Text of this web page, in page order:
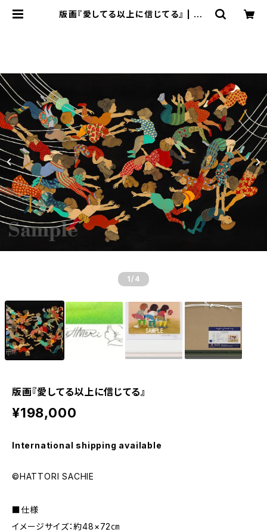
版画『愛してる以上に信じてる』 | AR
1 /4
版画『愛してる以上に信じてる』
¥198,000
International shipping available
©HATTORI SACHIE
■仕様
イメージサイズ：約48×72㎝